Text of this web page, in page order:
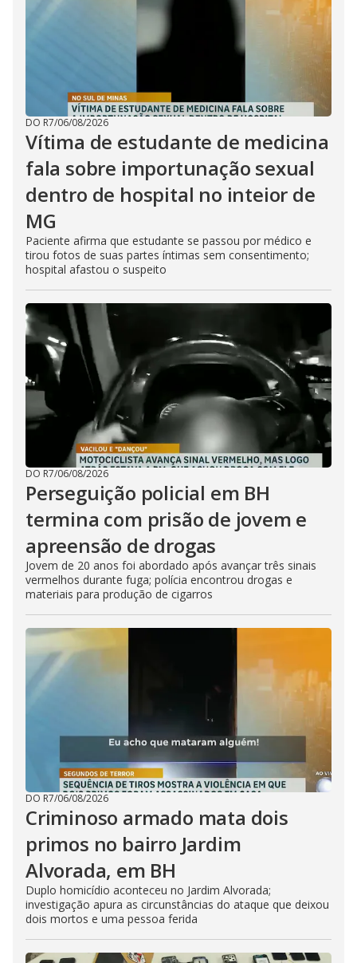
DO R7/06/08/2026
Vítima de estudante de medicina
fala sobre importunação sexual
dentro de hospital no inteior de
MG
Paciente afirma que estudante se passou por médico e
tirou fotos de suas partes íntimas sem consentimento;
hospital afastou o suspeito
DO R7/06/08/2026
Perseguição policial em BH
termina com prisão de jovem e
apreensão de drogas
Jovem de 20 anos foi abordado após avançar três sinais
vermelhos durante fuga; polícia encontrou drogas e
materiais para produção de cigarros
DO R7/06/08/2026
Criminoso armado mata dois
primos no bairro Jardim
Alvorada, em BH
Duplo homicídio aconteceu no Jardim Alvorada;
investigação apura as circunstâncias do ataque que deixou
dois mortos e uma pessoa ferida